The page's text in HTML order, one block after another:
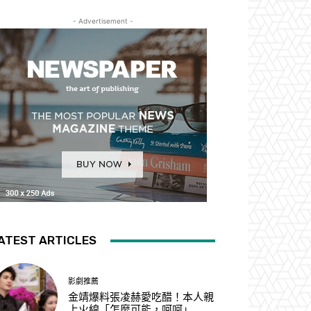
- Advertisement -
ARTICLES
影劇推薦
金靖爆料張凌赫愛吃醋！本人親